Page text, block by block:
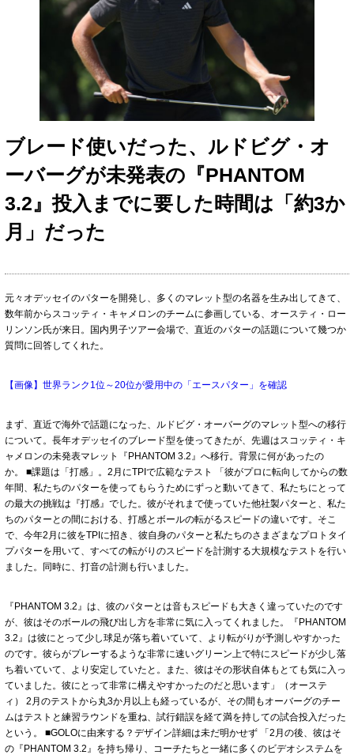
ブレード使いだった、ルドビグ・オ
ーバーグが未発表の『PHANTOM
3.2』投入までに要した時間は「約3か
月」だった
元々オデッセイのパターを開発し、多くのマレット型の名器を生み出してきて、
数年前からスコッティ・キャメロンのチームに参画している、オースティ・ロー
リンソン氏が来日。国内男子ツアー会場で、直近のパターの話題について幾つか
質問に回答してくれた。
【画像】世界ランク1位～20位が愛用中の「エースパター」を確認
まず、直近で海外で話題になった、ルドビグ・オーバーグのマレット型への移行
について。長年オデッセイのブレード型を使ってきたが、先週はスコッティ・キ
ャメロンの未発表マレット『PHANTOM 3.2』へ移行。背景に何があったの
か。 ■課題は「打感」。2月にTPIで広範なテスト 「彼がプロに転向してからの数
年間、私たちのパターを使ってもらうためにずっと動いてきて、私たちにとって
の最大の挑戦は『打感』でした。彼がそれまで使っていた他社製パターと、私た
ちのパターとの間における、打感とボールの転がるスピードの違いです。そこ
で、今年2月に彼をTPIに招き、彼自身のパターと私たちのさまざまなプロトタイ
プパターを用いて、すべての転がりのスピードを計測する大規模なテストを行い
ました。同時に、打音の計測も行いました。
『PHANTOM 3.2』は、彼のパターとは音もスピードも大きく違っていたのです
が、彼はそのボールの飛び出し方を非常に気に入ってくれました。『PHANTOM
3.2』は彼にとって少し球足が落ち着いていて、より転がりが予測しやすかった
のです。彼らがプレーするような非常に速いグリーン上で特にスピードが少し落
ち着いていて、より安定していたと。また、彼はその形状自体もとても気に入っ
ていました。彼にとって非常に構えやすかったのだと思います」（オーステ
ィ） 2月のテストから丸3か月以上も経っているが、その間もオーバーグのチー
ムはテストと練習ラウンドを重ね、試行錯誤を経て満を持しての試合投入だった
という。 ■GOLOに由来する？デザイン詳細は未だ明かせず 「2月の後、彼はそ
の『PHANTOM 3.2』を持ち帰り、コーチたちと一緒に多くのビデオシステムを